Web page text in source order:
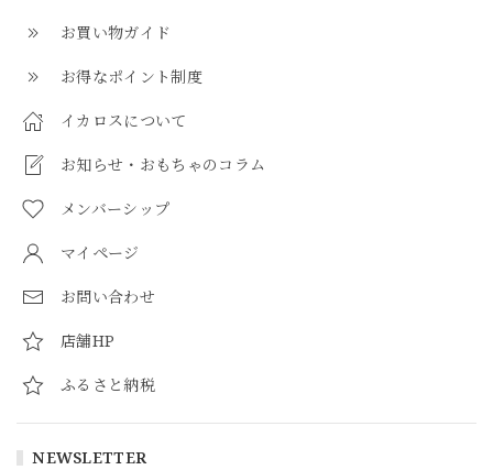
お買い物ガイド
お得なポイント制度
イカロスについて
お知らせ・おもちゃのコラム
メンバーシップ
マイページ
お問い合わせ
店舗HP
ふるさと納税
NEWSLETTER